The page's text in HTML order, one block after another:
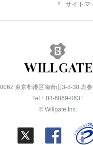
サイトマ
東京都港区南青山3-8-38 表
Tel：03-6869-0631
© Willgate,Inc.